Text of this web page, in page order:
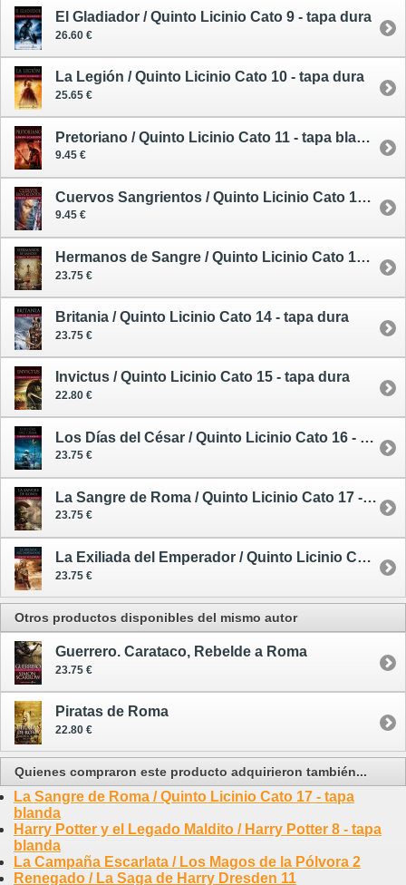
El Gladiador / Quinto Licinio Cato 9 - tapa dura
26.60 €
La Legión / Quinto Licinio Cato 10 - tapa dura
25.65 €
Pretoriano / Quinto Licinio Cato 11 - tapa blanda
9.45 €
Cuervos Sangrientos / Quinto Licinio Cato 12 - tapa blanda
9.45 €
Hermanos de Sangre / Quinto Licinio Cato 13 - tapa dura
23.75 €
Britania / Quinto Licinio Cato 14 - tapa dura
23.75 €
Invictus / Quinto Licinio Cato 15 - tapa dura
22.80 €
Los Días del César / Quinto Licinio Cato 16 - tapa dura
23.75 €
La Sangre de Roma / Quinto Licinio Cato 17 - tapa dura
23.75 €
La Exiliada del Emperador / Quinto Licinio Cato 19 - tapa dura
23.75 €
Otros productos disponibles del mismo autor
Guerrero. Carataco, Rebelde a Roma
23.75 €
Piratas de Roma
22.80 €
Quienes compraron este producto adquirieron también...
La Sangre de Roma / Quinto Licinio Cato 17 - tapa
blanda
Harry Potter y el Legado Maldito / Harry Potter 8 - tapa
blanda
La Campaña Escarlata / Los Magos de la Pólvora 2
Renegado / La Saga de Harry Dresden 11